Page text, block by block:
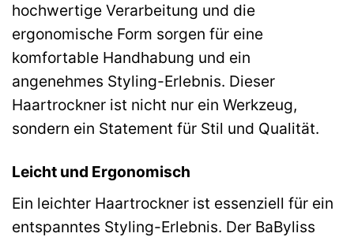
hochwertige Verarbeitung und die
ergonomische Form sorgen für eine
komfortable Handhabung und ein
angenehmes Styling-Erlebnis. Dieser
Haartrockner ist nicht nur ein Werkzeug,
sondern ein Statement für Stil und Qualität.
Leicht und Ergonomisch
Ein leichter Haartrockner ist essenziell für ein
entspanntes Styling-Erlebnis. Der BaByliss